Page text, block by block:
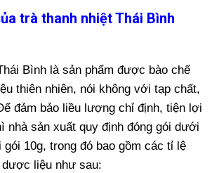
trà thanh nhiệt Thái Bình
Bình là sản phẩm được bào chế
thiên nhiên, nói không với tạp chất,
đảm bảo liều lượng chỉ định, tiện lợi
nhà sản xuất quy định đóng gói dưới
gói 10g, trong đó bao gồm các tỉ lệ
liệu như sau: